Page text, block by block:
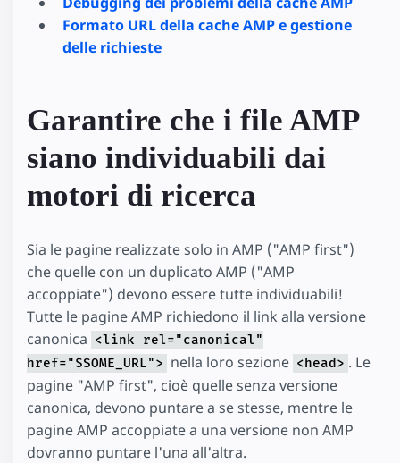
Formato URL della cache AMP e gestione
delle richieste
Garantire che i file AMP
siano individuabili dai
motori di ricerca
Sia le pagine realizzate solo in AMP ("AMP first")
che quelle con un duplicato AMP ("AMP
accoppiate") devono essere tutte individuabili!
Tutte le pagine AMP richiedono il link alla versione
canonica <link rel="canonical"
href="$SOME_URL"> nella loro sezione <head> . Le
pagine "AMP first", cioè quelle senza versione
canonica, devono puntare a se stesse, mentre le
pagine AMP accoppiate a una versione non AMP
dovranno puntare l'una all'altra.